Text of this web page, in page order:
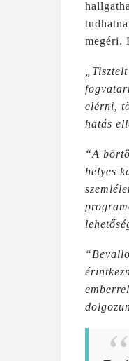
megéri.
elérni,
hatás
“A
helyes